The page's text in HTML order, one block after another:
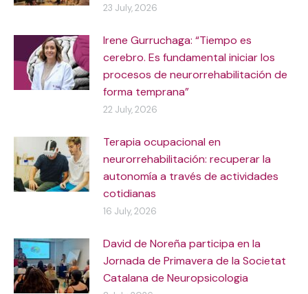
23 July, 2026
Irene Gurruchaga: “Tiempo es
cerebro. Es fundamental iniciar los
procesos de neurorrehabilitación de
forma temprana”
22 July, 2026
Terapia ocupacional en
neurorrehabilitación: recuperar la
autonomía a través de actividades
cotidianas
16 July, 2026
David de Noreña participa en la
Jornada de Primavera de la Societat
Catalana de Neuropsicologia